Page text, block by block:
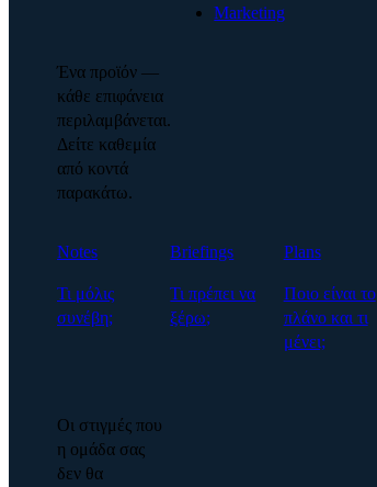
Marketing
Ένα προϊόν —
κάθε επιφάνεια
περιλαμβάνεται.
Δείτε καθεμία
από κοντά
παρακάτω.
Notes
Τι μόλις
συνέβη;
Briefings
Τι πρέπει να
ξέρω;
Plans
Ποιο είναι το
πλάνο και τι
μένει;
Οι στιγμές που
η ομάδα σας
δεν θα